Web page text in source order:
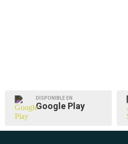
DISPONIBLE EN
Google Play